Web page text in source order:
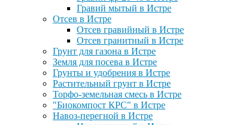
Гравий мытый в Истре
Отсев в Истре
Отсев гравийный в Истре
Отсев гранитный в Истре
Грунт для газона в Истре
Земля для посева в Истре
Грунты и удобрения в Истре
Растительный грунт в Истре
Торфо-земельная смесь в Истре
"Биокомпост КРС" в Истре
Навоз-перегной в Истре